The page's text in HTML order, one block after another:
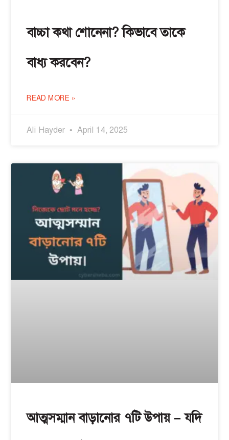
বাচ্চা কথা শোনেনা? কিভাবে তাকে
বাধ্য করবেন?
READ MORE »
Ali Hayder April 14, 2025
আত্মসম্মান বাড়ানোর ৭টি উপায় – যদি